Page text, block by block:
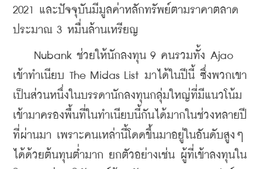
2021 และปัจจุบันมีมูลค่าหลักทรัพย์ตามราคาตลาด
ประมาณ 3 หมื่นล้านเหรียญ
Nubank ช่วยให้นักลงทุน 9 คนรวมทั้ง Ajao
เข้าทำเนียบ The Midas List มาได้ในปีนี้ ซึ่งพวกเขา
เป็นส่วนหนึ่งในบรรดานักลงทุนกลุ่มใหญ่ที่มีแนวโน้ม
เข้ามาครองพื้นที่ในทำเนียบนี้กันได้มากในช่วงหลายปี
ที่ผ่านมา เพราะคนเหล่านี้โดดขึ้นมาอยู่ในอันดับสูงๆ
ได้ด้วยต้นทุนต่ำมาก ยกตัวอย่างเช่น ผู้ที่เข้าลงทุนใน